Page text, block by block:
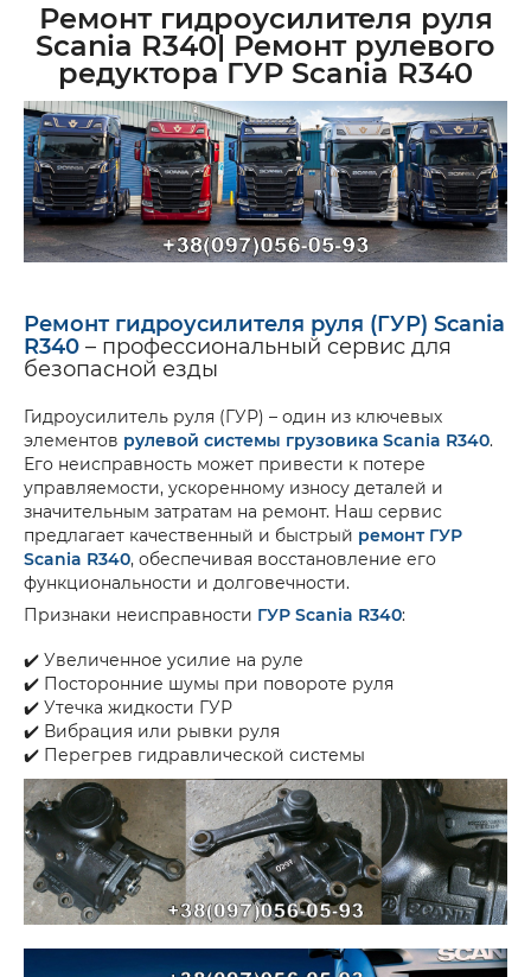
Ремонт гидроусилителя руля
Scania R340| Ремонт рулевого
редуктора ГУР Scania R340
Ремонт гидроусилителя руля (ГУР) Scania
R340 – профессиональный сервис для
безопасной езды
Гидроусилитель руля (ГУР) – один из ключевых
элементов рулевой системы грузовика Scania R340.
Его неисправность может привести к потере
управляемости, ускоренному износу деталей и
значительным затратам на ремонт. Наш сервис
предлагает качественный и быстрый ремонт ГУР
Scania R340, обеспечивая восстановление его
функциональности и долговечности.
Признаки неисправности ГУР Scania R340:
✔️ Увеличенное усилие на руле
✔️ Посторонние шумы при повороте руля
✔️ Утечка жидкости ГУР
✔️ Вибрация или рывки руля
✔️ Перегрев гидравлической системы